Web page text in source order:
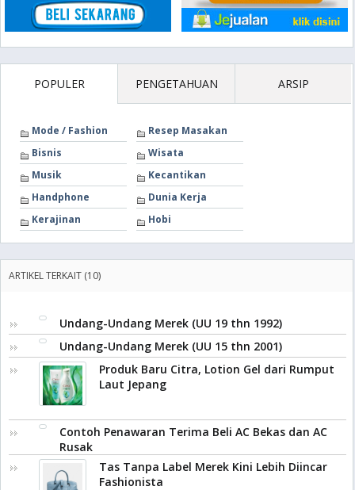
POPULER PENGETAHUAN ARSIP
Mode / Fashion
Resep Masakan
Bisnis
Wisata
Musik
Kecantikan
Handphone
Dunia Kerja
Kerajinan
Hobi
ARTIKEL TERKAIT (10)
Undang-Undang Merek (UU 19 thn 1992)
Undang-Undang Merek (UU 15 thn 2001)
Produk Baru Citra, Lotion Gel dari Rumput
Laut Jepang
Contoh Penawaran Terima Beli AC Bekas dan AC
Rusak
Tas Tanpa Label Merek Kini Lebih Diincar
Fashionista